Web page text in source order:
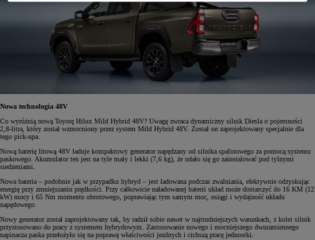
Nowa technologia 48V
Co wyróżnią nową Toyotę Hilux Mild Hybrid 48V? Uwagę zwraca dynamiczny silnik Diesla o pojemności
2,8-litra, który został wzmocniony przez system Mild Hybrid 48V. Został on zaprojektowany specjalnie dla
tego pick-upa.
Nową baterię litową 48V ładuje kompaktowy generator napędzany od silnika spalinowego za pomocą systemu
paskowego. Akumulator ten jest na tyle mały i lekki (7,6 kg), że udało się go zainstalować pod tylnymi
siedzeniami.
Nowa bateria – podobnie jak w przypadku hybryd – jest ładowana podczas zwalniania, efektywnie odzyskując
energię przy zmniejszaniu prędkości. Przy całkowicie naładowanej baterii układ może dostarczyć do 16 KM (12
kW) mocy i 65 Nm momentu obrotowego, poprawiając tym samym moc, osiągi i wydajność układu
napędowego.
Nowy generator został zaprojektowany tak, by radził sobie nawet w najtrudniejszych warunkach, z kolei silnik
przystosowano do pracy z systemem hybrydowym. Zastosowanie nowego i mocniejszego dwuramiennego
napinacza paska przełożyło się na poprawę właściwości jezdnych i cichszą pracę jednostki.